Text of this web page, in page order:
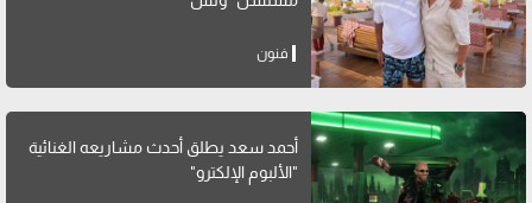
فنون
أحمد سعد يطلق أحدث مشاريعه الغنائية
"الألبوم الإلكترو"